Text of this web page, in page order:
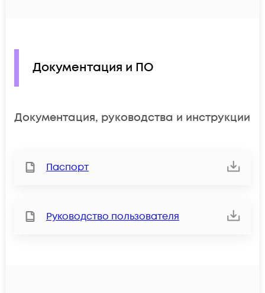
Документация и ПО
Документация, руководства и инструкции
Паспорт
Руководство пользователя